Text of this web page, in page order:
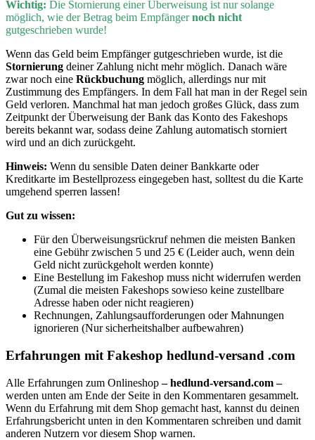
Wichtig: Die Stornierung einer Überweisung ist nur solange
möglich, wie der Betrag beim Empfängernoch nicht
gutgeschrieben wurde!
Wenn das Geld beim Empfänger gutgeschrieben wurde, ist die
Stornierung deiner Zahlung nicht mehr möglich. Danach wäre
zwar noch eine Rückbuchung möglich, allerdings nur mit
Zustimmung des Empfängers. In dem Fall hat man in der Regel sein
Geld verloren. Manchmal hat man jedoch großes Glück, dass zum
Zeitpunkt der Überweisung der Bank das Konto des Fakeshops
bereits bekannt war, sodass deine Zahlung automatisch storniert
wird und an dich zurückgeht.
Hinweis: Wenn du sensible Daten deiner Bankkarte oder
Kreditkarte im Bestellprozess eingegeben hast, solltest du die Karte
umgehend sperren lassen!
Gut zu wissen:
Für den Überweisungsrückruf nehmen die meisten Banken
eine Gebühr zwischen 5 und 25 € (Leider auch, wenn dein
Geld nicht zurückgeholt werden konnte)
Eine Bestellung im Fakeshop muss nicht widerrufen werden
(Zumal die meisten Fakeshops sowieso keine zustellbare
Adresse haben oder nicht reagieren)
Rechnungen, Zahlungsaufforderungen oder Mahnungen
ignorieren (Nur sicherheitshalber aufbewahren)
Erfahrungen mit Fakeshop hedlund-versand .com
Alle Erfahrungen zum Onlineshop– hedlund-versand.com –
werden unten am Ende der Seite in den Kommentaren gesammelt.
Wenn du Erfahrung mit dem Shop gemacht hast, kannst du deinen
Erfahrungsbericht unten in den Kommentaren schreiben und damit
anderen Nutzern vor diesem Shop warnen.